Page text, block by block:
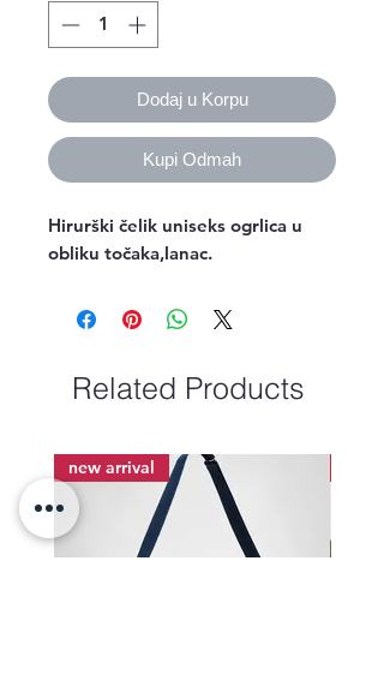
Dodaj u Korpu
Kupi Odmah
Hirurški čelik uniseks ogrlica u
obliku točaka,lanac.
Related Products
new arrival